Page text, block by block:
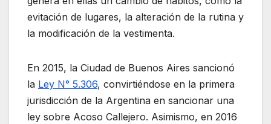
evitación de lugares, la alteración de la rutina y
la modificación de la vestimenta.
En 2015, la Ciudad de Buenos Aires sancionó
la Ley N° 5.306, convirtiéndose en la primera
jurisdicción de la Argentina en sancionar una
ley sobre Acoso Callejero. Asimismo, en 2016